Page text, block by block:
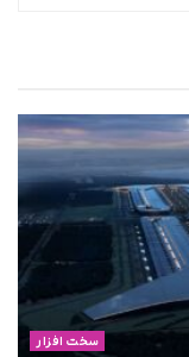
سخت افزار